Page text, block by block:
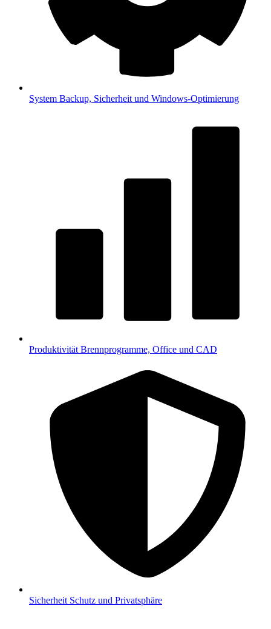
System Backup, Sicherheit und Windows-Optimierung
Produktivität Brennprogramme, Office und CAD
Sicherheit Schutz und Privatsphäre